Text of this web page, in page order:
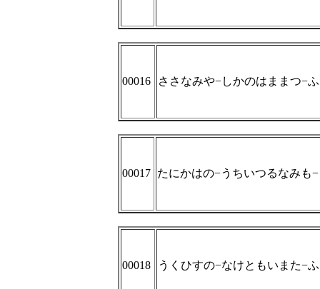
00016 ささなみや−しかのはままつ−
00017 たにかはの−うちいつるなみも
00018 うくひすの−なけともいまた−